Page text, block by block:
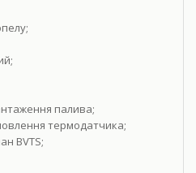
палива;
термодатчика;
BVTS;